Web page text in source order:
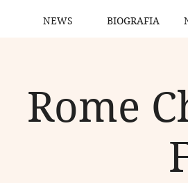
NEWS BIOGRAFIA
Rome